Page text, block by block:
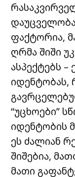
ფაქტორია,
ღრმა შიში
ასპექტებს
იდენტობას,
“უცხოები”
იდენტობის
ეს ძალიან
შიშებია,
მათი